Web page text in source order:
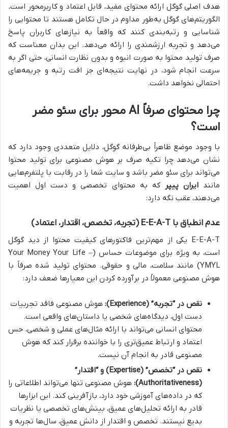
هدف اصلی گوگل ارائه محتوای مفید، قابل اعتماد و کاربرمحور است.
الگوریتم‌های گوگل به‌طور مداوم در حال تکامل هستند تا محتوایی را
شناسایی و رتبه‌بندی کنند که واقعاً به نیازهای کاربران پاسخ
می‌دهد و تجربه ارزشمندی را ارائه می‌دهد. این بدان معناست که
صرف تولید محتوا به صورت انبوه و بدون نظارت انسانی، حتی اگر به
سرعت انجام شود، در نهایت نتیجه‌ای جز افت رتبه و جریمه‌های
احتمالی نخواهد داشت.
چرا محتوای صرفاً AI محور برای سئو مضر
است؟
با وجود موضع ظاهراً بی‌طرفانه گوگل، دلایل متعددی وجود دارد که
نشان می‌دهد چرا تکیه صرف بر هوش مصنوعی برای تولید محتوا
می‌تواند برای سئو مضر باشد و سایت شما را در رقابت با پلتفرم‌هایی
مانندایران پیپر که به محتوای تخصصی و دست اول اهمیت
می‌دهند، عقب نگه دارد:
عدم انطباق با E-E-A-T (تجربه، تخصص، اقتدار، اعتماد)
E-E-A-T یکی از مهم‌ترین فاکتورهای کیفیت محتوا از دید گوگل
است، به ویژه برای موضوعات حساس (Your Money Your Life –
YMYL) مانند سلامت، مالی و حقوقی. محتوای تولید شده صرفاً با
هوش مصنوعی معمولاً در برآورده کردن این معیارها ضعف دارد:
نقص در “تجربه” (Experience):
هوش مصنوعی فاقد تجربیات
دست اول، دیدگاه‌های شخصی یا داستان‌های واقعی است.
محتوای انسانی می‌تواند با ارائه مثال‌های عملی و شخصی، حس
اعتماد و ارتباط عمیق‌تری را با خواننده برقرار کند که هوش
مصنوعی قادر به انجام آن نیست.
نقص در “تخصص” (Expertise) و “اقتدار”
(Authoritativeness):
هوش مصنوعی تنها می‌تواند اطلاعاتی را
که در داده‌های آموزشی خود دارد، بازآفرینی کند. این ابزارها
قادر به ارائه تحلیل‌های عمیق، بینش‌های تخصصی یا نظریات
بدیع نیستند. تخصص و اقتدار از دانش عمیق، سال‌ها تجربه و